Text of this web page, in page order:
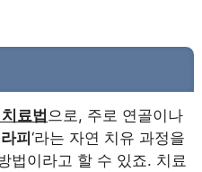
료법 으로, 주로 연골이나
피‘라는 자연 치유 과정을
법이라고 할 수 있죠. 치료